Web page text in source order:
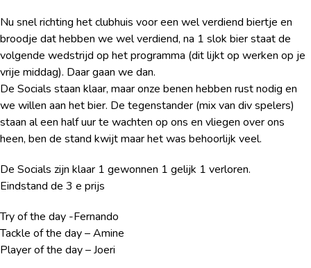
Nu snel richting het clubhuis voor een wel verdiend biertje en
broodje dat hebben we wel verdiend, na 1 slok bier staat de
volgende wedstrijd op het programma (dit lijkt op werken op je
vrije middag). Daar gaan we dan.
De Socials staan klaar, maar onze benen hebben rust nodig en
we willen aan het bier. De tegenstander (mix van div spelers)
staan al een half uur te wachten op ons en vliegen over ons
heen, ben de stand kwijt maar het was behoorlijk veel.
De Socials zijn klaar 1 gewonnen 1 gelijk 1 verloren.
Eindstand de 3 e prijs
Try of the day -Fernando
Tackle of the day – Amine
Player of the day – Joeri